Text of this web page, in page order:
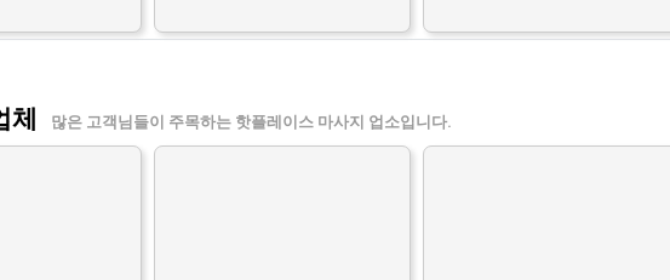
체 많은 고객님들이 주목하는 핫플레이스 마사지 업소입니다.